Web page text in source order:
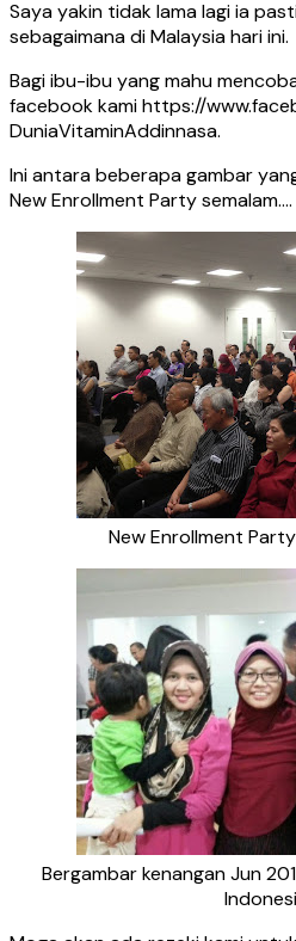
Saya yakin tidak lama lagi ia
sebagaimana di Malaysia hari ini.
Bagi ibu-ibu yang mahu
facebook kami https://
DuniaVitaminAddinnasa.
Ini antara beberapa gambar
New Enrollment Party semalam….
New Enrollment
Bergambar kenangan Jun